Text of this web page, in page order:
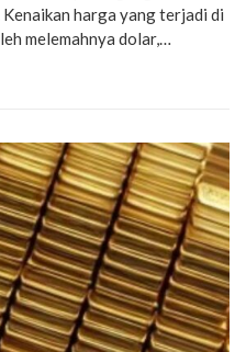
harga yang terjadi di
melemahnya dolar,…